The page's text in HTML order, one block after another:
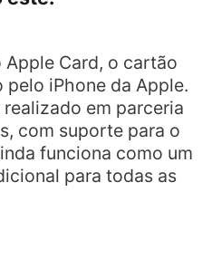
Apple Card, o cartão
iPhone da Apple.
em parceria
com suporte para o
funciona como um
para todas as